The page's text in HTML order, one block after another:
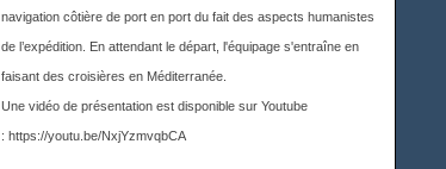
navigation côtière de port en port du fait des aspects humanistes
de l’expédition. En attendant le départ, l'équipage s'entraîne en
faisant des croisières en Méditerranée.
Une vidéo de présentation est disponible sur Youtube
: https://youtu.be/NxjYzmvqbCA